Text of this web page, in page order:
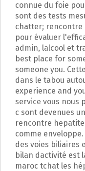
connue du foie
sont des tests
chatter; rencontre
pour évaluer
admin, lalcool et
best place for
someone you.
dans le tabou
experience and
service vous nous
c sont devenues
rencontre hepatite
comme
des voies biliaires
bilan dactivité est
maroc tchat les